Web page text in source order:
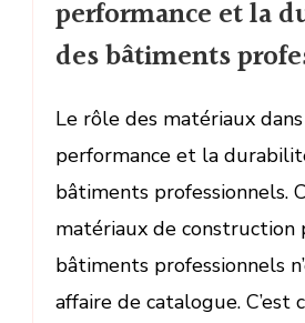
performance et la
des bâtiments
Le rôle des matériaux
performance et la
bâtiments professionnels.
matériaux de construction
bâtiments professionnels
affaire de catalogue. C’est